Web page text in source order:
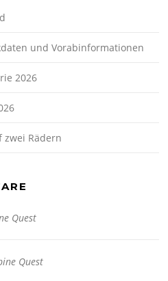
und Vorabinformationen
2026
zwei Rädern
Quest
Quest